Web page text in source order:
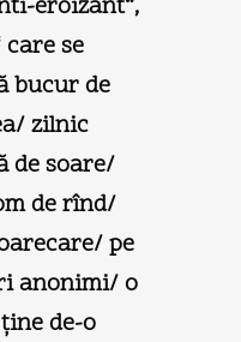
eroizant“,
se
bucur de
zilnic
de soare/
de rînd/
pe
anonimi/ o
de-o